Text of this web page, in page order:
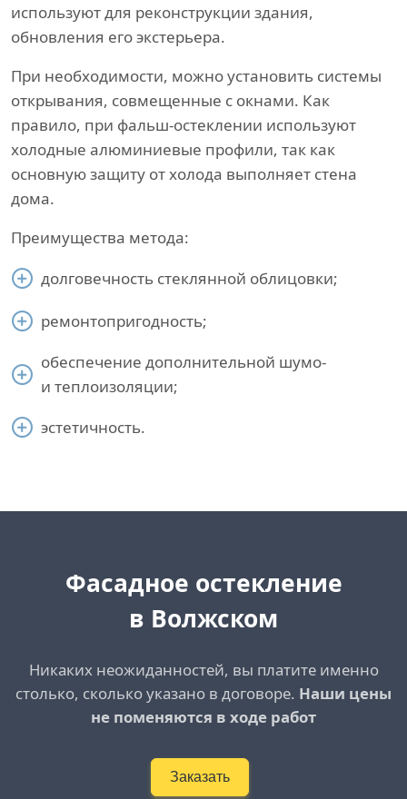
используют для реконструкции здания,
обновления его экстерьера.
При необходимости, можно установить системы
открывания, совмещенные с окнами. Как
правило, при фальш-остеклении используют
холодные алюминиевые профили, так как
основную защиту от холода выполняет стена
дома.
Преимущества метода:
долговечность стеклянной облицовки;
ремонтопригодность;
обеспечение дополнительной шумо-
и теплоизоляции;
эстетичность.
Фасадное остекление
в Волжском
Никаких неожиданностей, вы платите именно
столько, сколько указано в договоре. Наши цены
не поменяются в ходе работ
Заказать